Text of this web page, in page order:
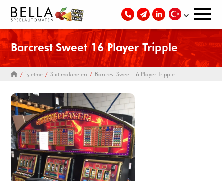
Barcrest Sweet 16 Player Tripple
İşletme Slot makineleri Barcrest Sweet 16 Player Tripple